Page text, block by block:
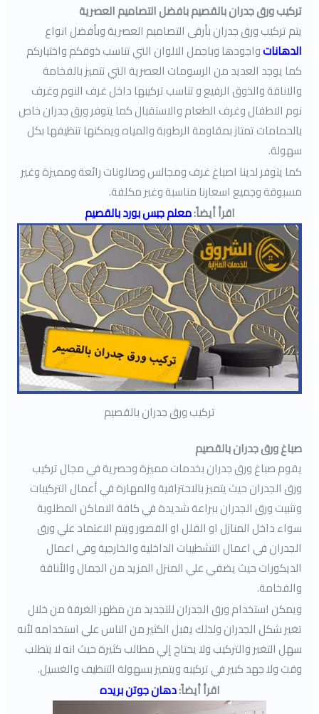
تركيب ورق جدران بالقصيم بافضل التصاميم العصرية
يتم تركيب ورق جدران بأرقى التصاميم العصرية وبأفضل انواع
الدهاناتواجودها وباجمل الالوان التي تناسب ذوقكم واختياركم
كما يوجد العديد من الرسومات العصرية التي تتميز بالفخامة
والاناقة والذوق الرفيع و تناسب تركيبها داخل غرف النوم وغرف
نوم الاطفال وغرف الطعام والاستقبال كما يتوفر ورق جدران خاص
بالحمامات تمتاز بمقاومة الرطوبة والمياه ويمكنها تنظيفها بكل
سهولة.
كما يتوفر لدينا اصباغ غرف ومجالس وصالونات رائعة ومميزة وغير
مسبوقة وجميع اسعارنا مناسبة وغير مكلفة.
اقرأ أيضاً:معلم جبس بورد بالقصيم
تركيب ورق جدران بالقصيم
صباغ ورق جدران بالقصيم
يقوم صباغ ورق جدران بخدمات مميزة وحصرية في مجال تركيب
ورق الجدران حيث يتميز بالاحترافية والمهارة في أعمال التركيبات
وتثبيت ورق الجدران ببراعة شديدة في كافة الاماكن المطلوبة
سواء داخل المنازل او الفلل او القصور ويتم الاعتماد علي ورق
الجدران في اعمال التشطيبات الداخلية والخارجية وفي اعمال
الديكورات حيث يضفي علي المنزل المزيد من الجمال والأناقة
والفخامة.
ويمكن استخدام ورق الجدران للتجديد من مظهر الغرفة من خلال
تغير شكل الجدران ولذلك يقبل الكثير من الناس علي استخدامه لأنه
سهل التغير والتركيب ولا يحتاج إلي مطالب كثيرة حيث انه لا يتطلب
وقت ولا جهد كبير في تركيبه ويتميز بسهولة التنظيف والغسيل.
اقرأ أيضاً:دهان جوتن بريده